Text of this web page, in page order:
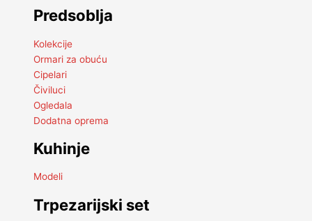
Predsoblja
Kolekcije
Ormari za obuću
Cipelari
Čiviluci
Ogledala
Dodatna oprema
Kuhinje
Modeli
Trpezarijski set